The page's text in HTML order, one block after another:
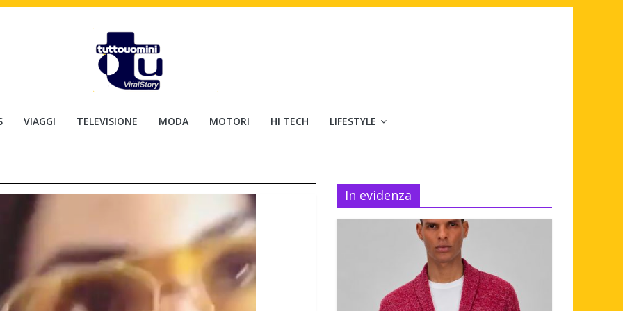
VIAGGI TELEVISIONE MODA MOTORI HI TECH LIFESTYLE
In evidenza